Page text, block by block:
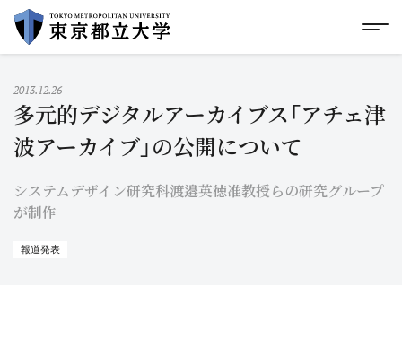
イ
グローバルメニューにスキップ メ
2013.12.26
多元的デジタルアーカイブス「アチェ津
波アーカイブ」の公開について
システムデザイン研究科渡邉英徳准教授らの研究グループ
が制作
報道発表